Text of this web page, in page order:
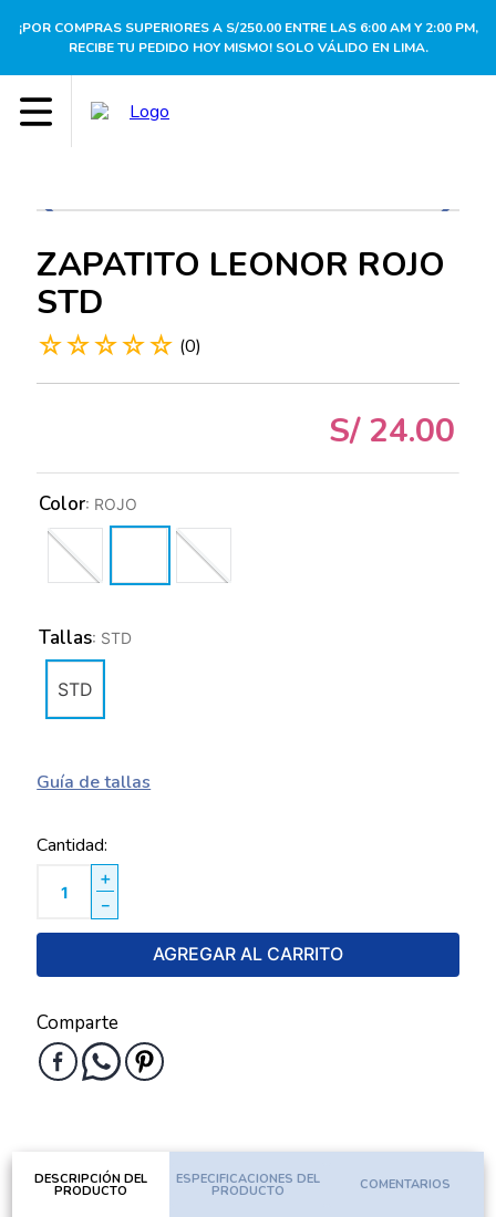
¡POR COMPRAS SUPERIORES A S/250.00 ENTRE LAS 6:00 AM Y 2:00 PM,
RECIBE TU PEDIDO HOY MISMO! SOLO VÁLIDO EN LIMA.
ZAPATITO LEONOR ROJO
STD
☆☆☆☆☆ (0)
S/ 24.00
Tallas: STD
STD
Color: ROJO
Guía de tallas
Cantidad
＋
－
AGREGAR AL CARRITO
Comparte
DESCRIPCIÓN DEL
PRODUCTO
ESPECIFICACIONES DEL
PRODUCTO COMENTARIOS